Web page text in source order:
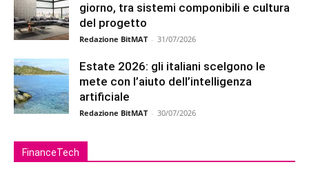
giorno, tra sistemi componibili e cultura
del progetto
Redazione BitMAT - 31/07/2026
Estate 2026: gli italiani scelgono le
mete con l’aiuto dell’intelligenza
artificiale
Redazione BitMAT - 30/07/2026
FinanceTech